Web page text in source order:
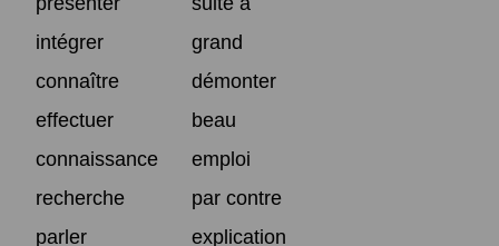
intégrer
grand
connaître
démonter
effectuer
beau
connaissance
emploi
recherche
par contre
parler
explication